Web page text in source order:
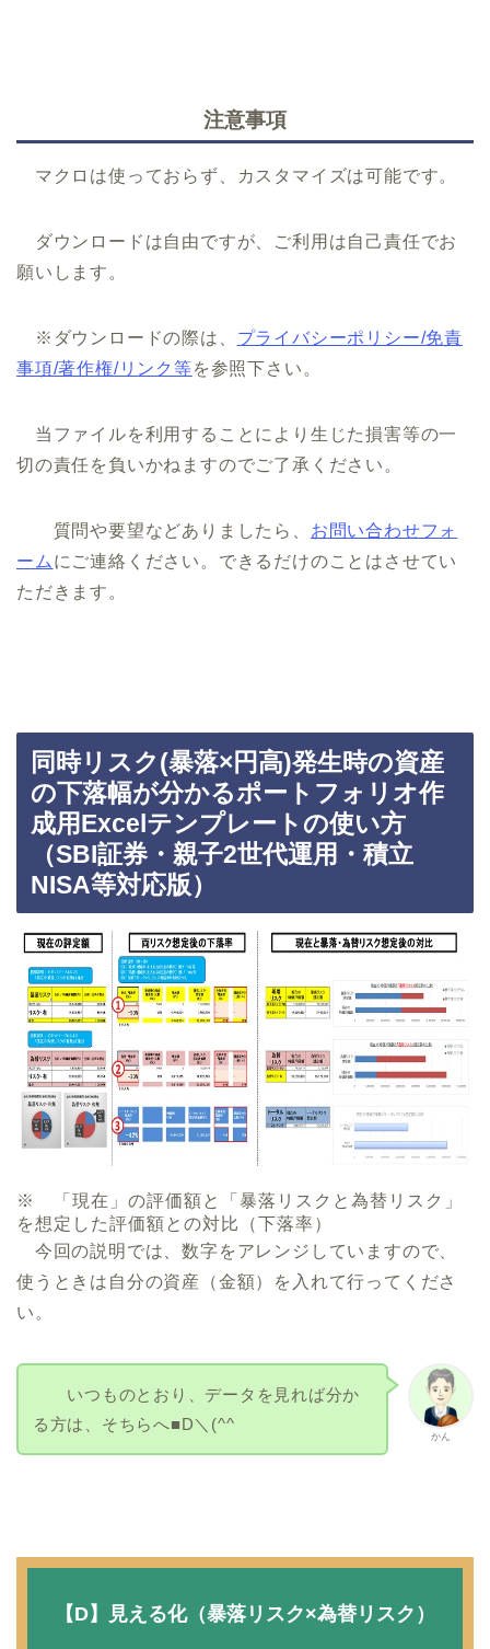
注意事項
マクロは使っておらず、カスタマイズは可能です。
ダウンロードは自由ですが、ご利用は自己責任でお
願いします。
※ダウンロードの際は、 プライバシーポリシー/免責
事項/著作権/リンク等を参照下さい。
当ファイルを利用することにより生じた損害等の一
切の責任を負いかねますのでご了承ください。
質問や要望などありましたら、 お問い合わせフォ
ーム にご連絡ください。できるだけのことはさせてい
ただきます。
同時リスク(暴落×円高)発生時の資産
の下落幅が分かるポートフォリオ作
成用Excelテンプレートの使い方
（SBI証券・親子2世代運用・積立
NISA等対応版）
※ 「現在」の評価額と「暴落リスクと為替リスク」
を想定した評価額との対比（下落率）
今回の説明では、数字をアレンジしていますので、
使うときは自分の資産（金額）を入れて行ってくださ
い。
かん
いつものとおり、データを見れば分か
る方は、そちらへ■D＼(^^
【D】見える化（暴落リスク×為替リスク）